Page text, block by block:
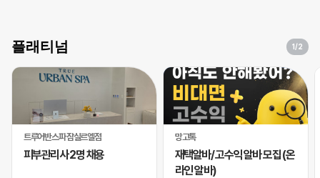
플래티넘 1/2
트루어반스파 잠실르엘점
피부관리사 2명 채용
망고톡
재택알바/ 고수익 알바 모집 (온
라인 알바)